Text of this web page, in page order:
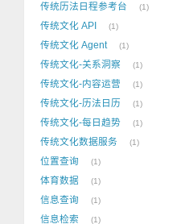
传统历法日程参考台 1
传统文化 API 1
传统文化 Agent 1
传统文化-关系洞察 1
传统文化-内容运营 1
传统文化-历法日历 1
传统文化-每日趋势 1
传统文化数据服务 1
位置查询 1
体育数据 1
信息查询 1
信息检索 1